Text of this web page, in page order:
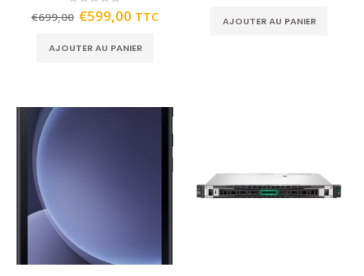
out of 5
€699,00 €599,00 TTC
AJOUTER AU PANIER
AJOUTER AU PANIER